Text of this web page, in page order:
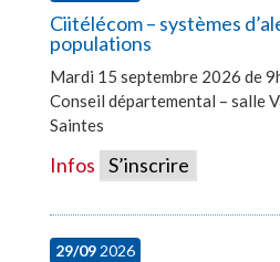
Ciitélécom – systèmes
populations
Mardi 15 septembre 2026 de
Conseil départemental – salle
Saintes
Infos S’inscrire
29/092026